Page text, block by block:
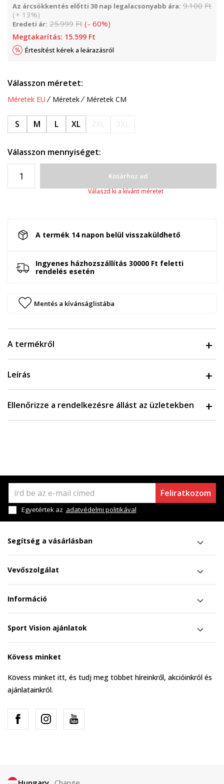
Az árcsökkentés előtti 30 nap legalacsonyabb ára: 9.100 Ft
(+ 13%)
Eredeti ár: 25.999 Ft (- 60%)
Megtakarítás: 15.599 Ft
Értesítést kérek a leárazásról
Válasszon méretet:
Méretek EU Méretek Méretek CM
S M L XL
Válasszon mennyiséget:
Kosárhoz ad
Válaszd ki a kívánt méretet
A termék 14 napon belül visszaküldhető
Ingyenes házhozszállítás 30000 Ft feletti
rendelés esetén
Mentés a kívánságlistába
A termékről
Leírás
Ellenőrizze a rendelkezésre állást az üzletekben
Feliratkozom
Egyetértek az adatvédelmi politikával
Segítség a vásárlásban
Vevőszolgálat
Információ
Sport Vision ajánlatok
Kövess minket
Kövess minket itt, és tudj meg többet híreinkről, akcióinkról és
ajánlatainkról.